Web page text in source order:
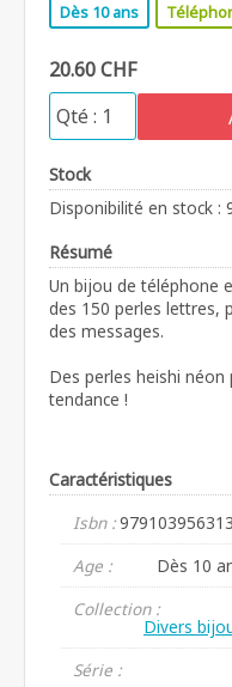
Dès 10 ans
20.60 CHF
Stock
Disponibilité en stock :
Résumé
Un bijou de téléphone
des 150 perles lettres,
des messages.
Des perles heishi
tendance !
Caractéristiques
Isbn :
Age :
Dès 10
Collection :
Divers
Série :